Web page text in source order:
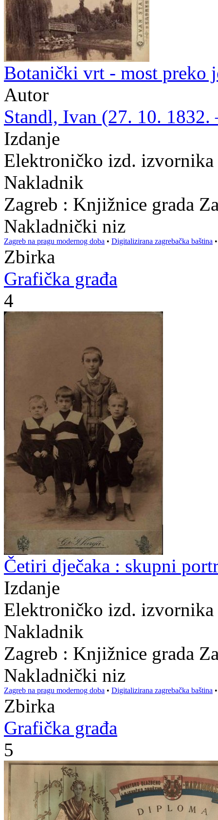
Botanički vrt - most preko
Autor
Standl, Ivan (27. 10. 1832.
Izdanje
Elektroničko izd. izvornika
Nakladnik
Zagreb : Knjižnice grada
Nakladnički niz
Zagreb na pragu modernog doba • Digitalizirana zagrebačka baština
Zbirka
Grafička građa
4
Četiri dječaka : skupni
Izdanje
Elektroničko izd. izvornika
Nakladnik
Zagreb : Knjižnice grada
Nakladnički niz
Zagreb na pragu modernog doba • Digitalizirana zagrebačka baština
Zbirka
Grafička građa
5